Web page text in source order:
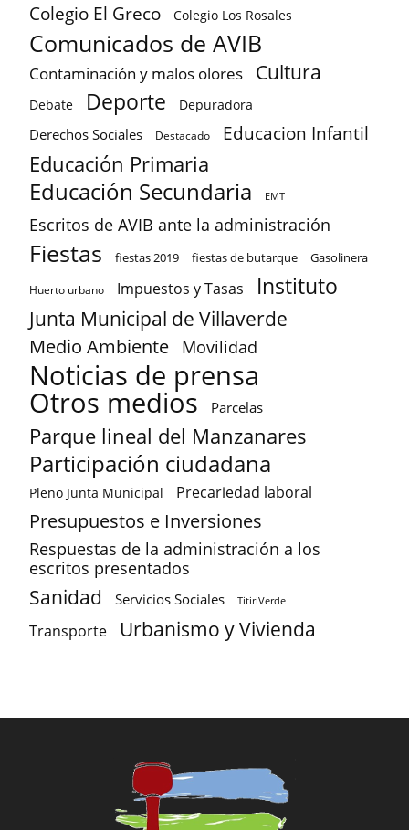
Colegio El Greco Colegio Los Rosales
Comunicados de AVIB
Contaminación y malos olores Cultura
Debate Deporte Depuradora
Derechos Sociales Destacado Educacion Infantil
Educación Primaria
Educación Secundaria EMT
Escritos de AVIB ante la administración
Fiestas fiestas 2019 fiestas de butarque Gasolinera
Huerto urbano Impuestos y Tasas Instituto
Junta Municipal de Villaverde
Medio Ambiente Movilidad
Noticias de prensa
Otros medios Parcelas
Parque lineal del Manzanares
Participación ciudadana
Pleno Junta Municipal Precariedad laboral
Presupuestos e Inversiones
Respuestas de la administración a los
escritos presentados
Sanidad Servicios Sociales TitiriVerde
Transporte Urbanismo y Vivienda